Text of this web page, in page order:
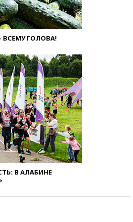
ВСЕМУ ГОЛОВА!
В АЛАБИНЕ